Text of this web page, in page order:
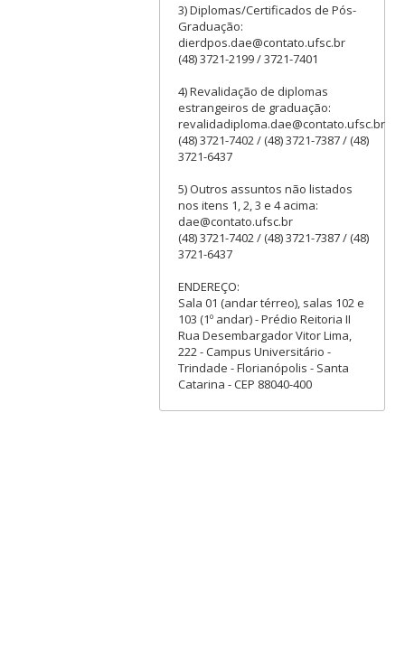
3) Diplomas/Certificados de Pós-
Graduação:
dierdpos.dae@contato.ufsc.br
(48) 3721-2199 / 3721-7401
4) Revalidação de diplomas
estrangeiros de graduação:
revalidadiploma.dae@contato.ufsc.br
(48) 3721-7402 / (48) 3721-7387 / (48)
3721-6437
5) Outros assuntos não listados
nos itens 1, 2, 3 e 4 acima:
dae@contato.ufsc.br
(48) 3721-7402 / (48) 3721-7387 / (48)
3721-6437
ENDEREÇO:
Sala 01 (andar térreo), salas 102 e
103 (1º andar) - Prédio Reitoria II
Rua Desembargador Vitor Lima,
222 - Campus Universitário -
Trindade - Florianópolis - Santa
Catarina - CEP 88040-400